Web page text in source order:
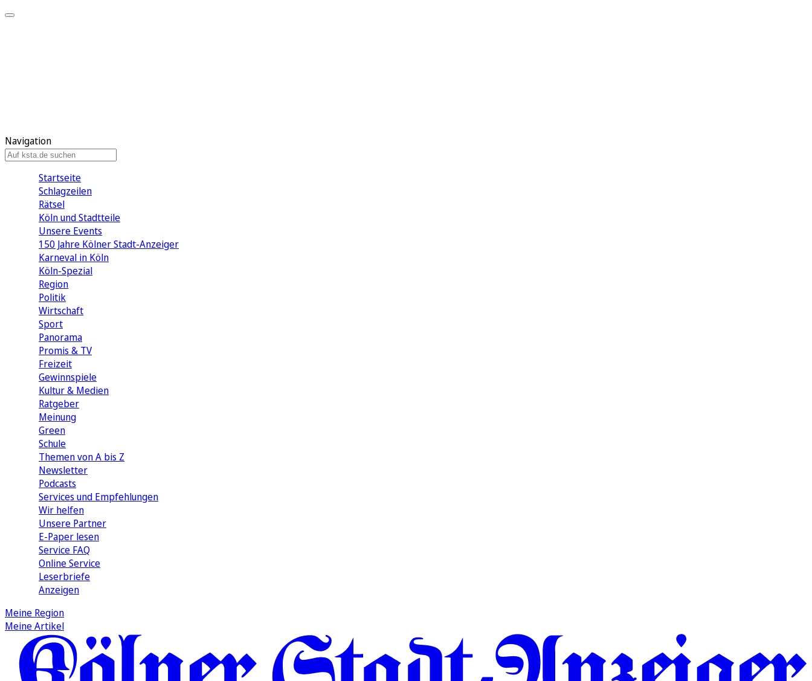
Navigation
Startseite
Schlagzeilen
Rätsel
Köln und Stadtteile
Unsere Events
150 Jahre Kölner Stadt-Anzeiger
Karneval in Köln
Köln-Spezial
Region
Politik
Wirtschaft
Sport
Panorama
Promis & TV
Freizeit
Gewinnspiele
Kultur & Medien
Ratgeber
Meinung
Green
Schule
Themen von A bis Z
Newsletter
Podcasts
Services und Empfehlungen
Wir helfen
Unsere Partner
E-Paper lesen
Service FAQ
Online Service
Leserbriefe
Anzeigen
Meine Region
Meine Artikel